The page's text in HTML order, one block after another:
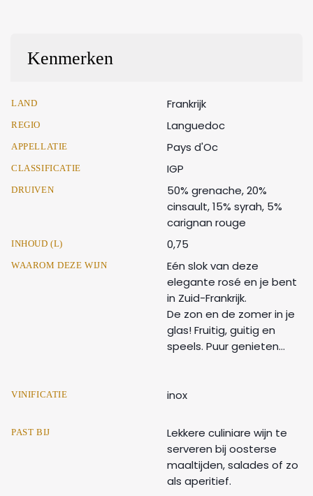
Kenmerken
LAND Frankrijk
REGIO Languedoc
APPELLATIE Pays d'Oc
CLASSIFICATIE IGP
DRUIVEN
50% grenache, 20%
cinsault, 15% syrah, 5%
carignan rouge
INHOUD (L) 0,75
WAAROM DEZE WIJN
Eén slok van deze
elegante rosé en je bent
in Zuid-Frankrijk.
De zon en de zomer in je
glas! Fruitig, guitig en
speels. Puur genieten…
VINIFICATIE inox
PAST BIJ
Lekkere culiniare wijn te
serveren bij oosterse
maaltijden, salades of zo
als aperitief.